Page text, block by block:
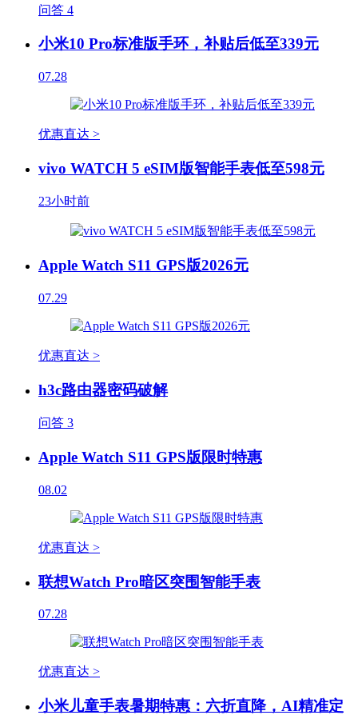
问答 4
小米10 Pro标准版手环，补贴后低至339元
07.28
优惠直达 >
vivo WATCH 5 eSIM版智能手表低至598元
23小时前
Apple Watch S11 GPS版2026元
07.29
优惠直达 >
h3c路由器密码破解
问答 3
Apple Watch S11 GPS版限时特惠
08.02
优惠直达 >
联想Watch Pro暗区突围智能手表
07.28
优惠直达 >
小米儿童手表暑期特惠：六折直降，AI精准定